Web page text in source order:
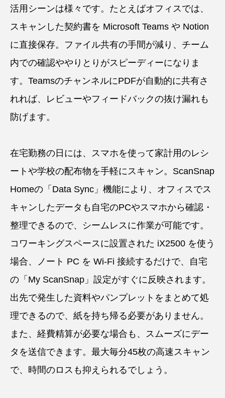
活用シーンは様々です。たとえばオフィスでは、
スキャンした契約書を Microsoft Teams や Notion
に直接保存。ファイル共有の手間が減り、チーム
内での確認ややりとりがスピーディーになりま
す。TeamsのチャンネルにPDFが自動的に共有さ
れれば、レビューやフィードバックの抜け漏れも
防げます。
在宅勤務の日には、スマホを使って家計用のレシ
ートや学校の配布物を手軽にスキャン。ScanSnap
Homeの「Data Sync」機能により、オフィスでス
キャンしたデータも自宅のPCやスマホから確認・
整理できるので、シームレスに作業が可能です。
コワーキングスペースに設置された iX2500 を使う
場合、ノート PC を Wi-Fi 接続するだけで、自宅
の「My ScanSnap」設定がすぐに反映されます。
出先で発生した資料やパンプレットをまとめて処
理できるので、紙を持ち帰る必要がありません。
また、経費精算が必要な場合も、スムーズにデー
タを送信できます。最大毎分45枚の高速スキャン
で、時間のロスも抑えられるでしょう。